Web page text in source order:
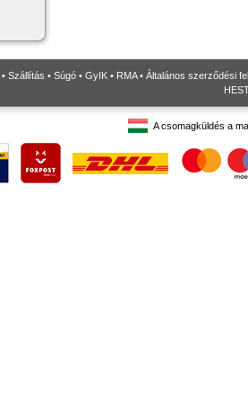
• Szállítás • Súgó • GyIK • RMA• Általános szerződési
A csomagküldés a